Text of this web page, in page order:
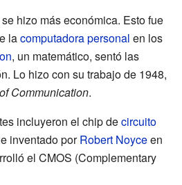
se hizo más económica. Esto fue
lacomputadora personal en los
, un matemático, sentó las
Lo hizo con su trabajo de 1948,
Communication.
incluyeron el chip decircuito
inventado porRobert Noyceen
el CMOS (Complementary